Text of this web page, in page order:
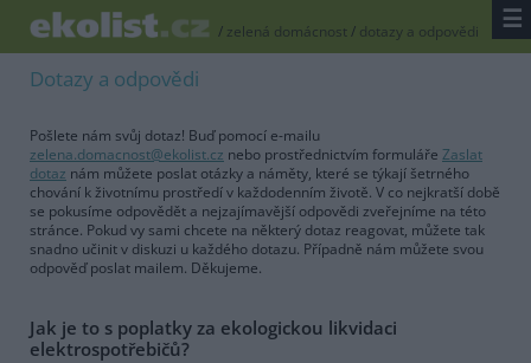
/ zelená domácnost/ dotazy a odpovědi ☰
Dotazy a odpovědi
Pošlete nám svůj dotaz! Buď pomocí e-mailu
zelena.domacnost@ekolist.cz nebo prostřednictvím formuláře Zaslat
dotaz nám můžete poslat otázky a náměty, které se týkají šetrného
chování k životnímu prostředí v každodenním životě. V co nejkratší době
se pokusíme odpovědět a nejzajímavější odpovědi zveřejníme na této
stránce. Pokud vy sami chcete na některý dotaz reagovat, můžete tak
snadno učinit v diskuzi u každého dotazu. Případně nám můžete svou
odpověď poslat mailem. Děkujeme.
Jak je to s poplatky za ekologickou likvidaci
elektrospotřebičů?